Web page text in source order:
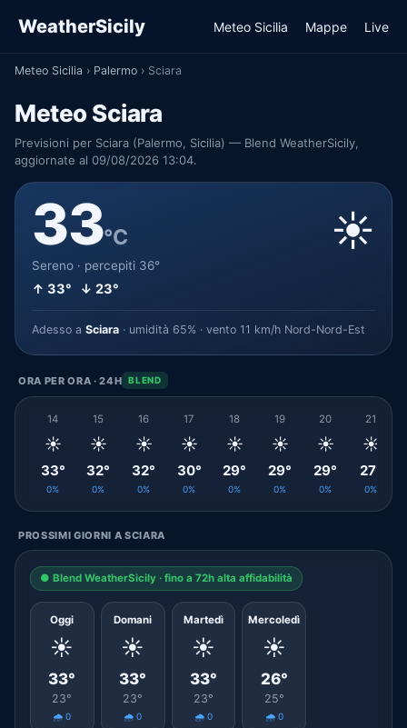
WeatherSicily Meteo Sicilia Mappe Live
Meteo Sicilia › Palermo › Sciara
Meteo Sciara
Previsioni per Sciara (Palermo, Sicilia) — Blend WeatherSicily,
aggiornate al 09/08/2026 13:04.
33°C
Sereno · percepiti 36°
↑ 33° ↓ 23°
☀️
Adesso a Sciara · umidità 65% · vento 11 km/h Nord-Nord-Est
ORA PER ORA · 24H BLEND
14
☀️
33°
0%
15
☀️
32°
0%
16
☀️
32°
0%
17
☀️
30°
0%
18
☀️
29°
0%
19
☀️
29°
0%
20
☀️
29°
0%
21
☀️
27°
0%
PROSSIMI GIORNI A SCIARA
● Blend WeatherSicily · fino a 72h alta affidabilità
Oggi
☀️
33°
23°
🌧️ 0
Domani
☀️
33°
23°
🌧️ 0
Martedì
☀️
33°
23°
🌧️ 0
Mercoledì
☀️
26°
25°
🌧️ 0